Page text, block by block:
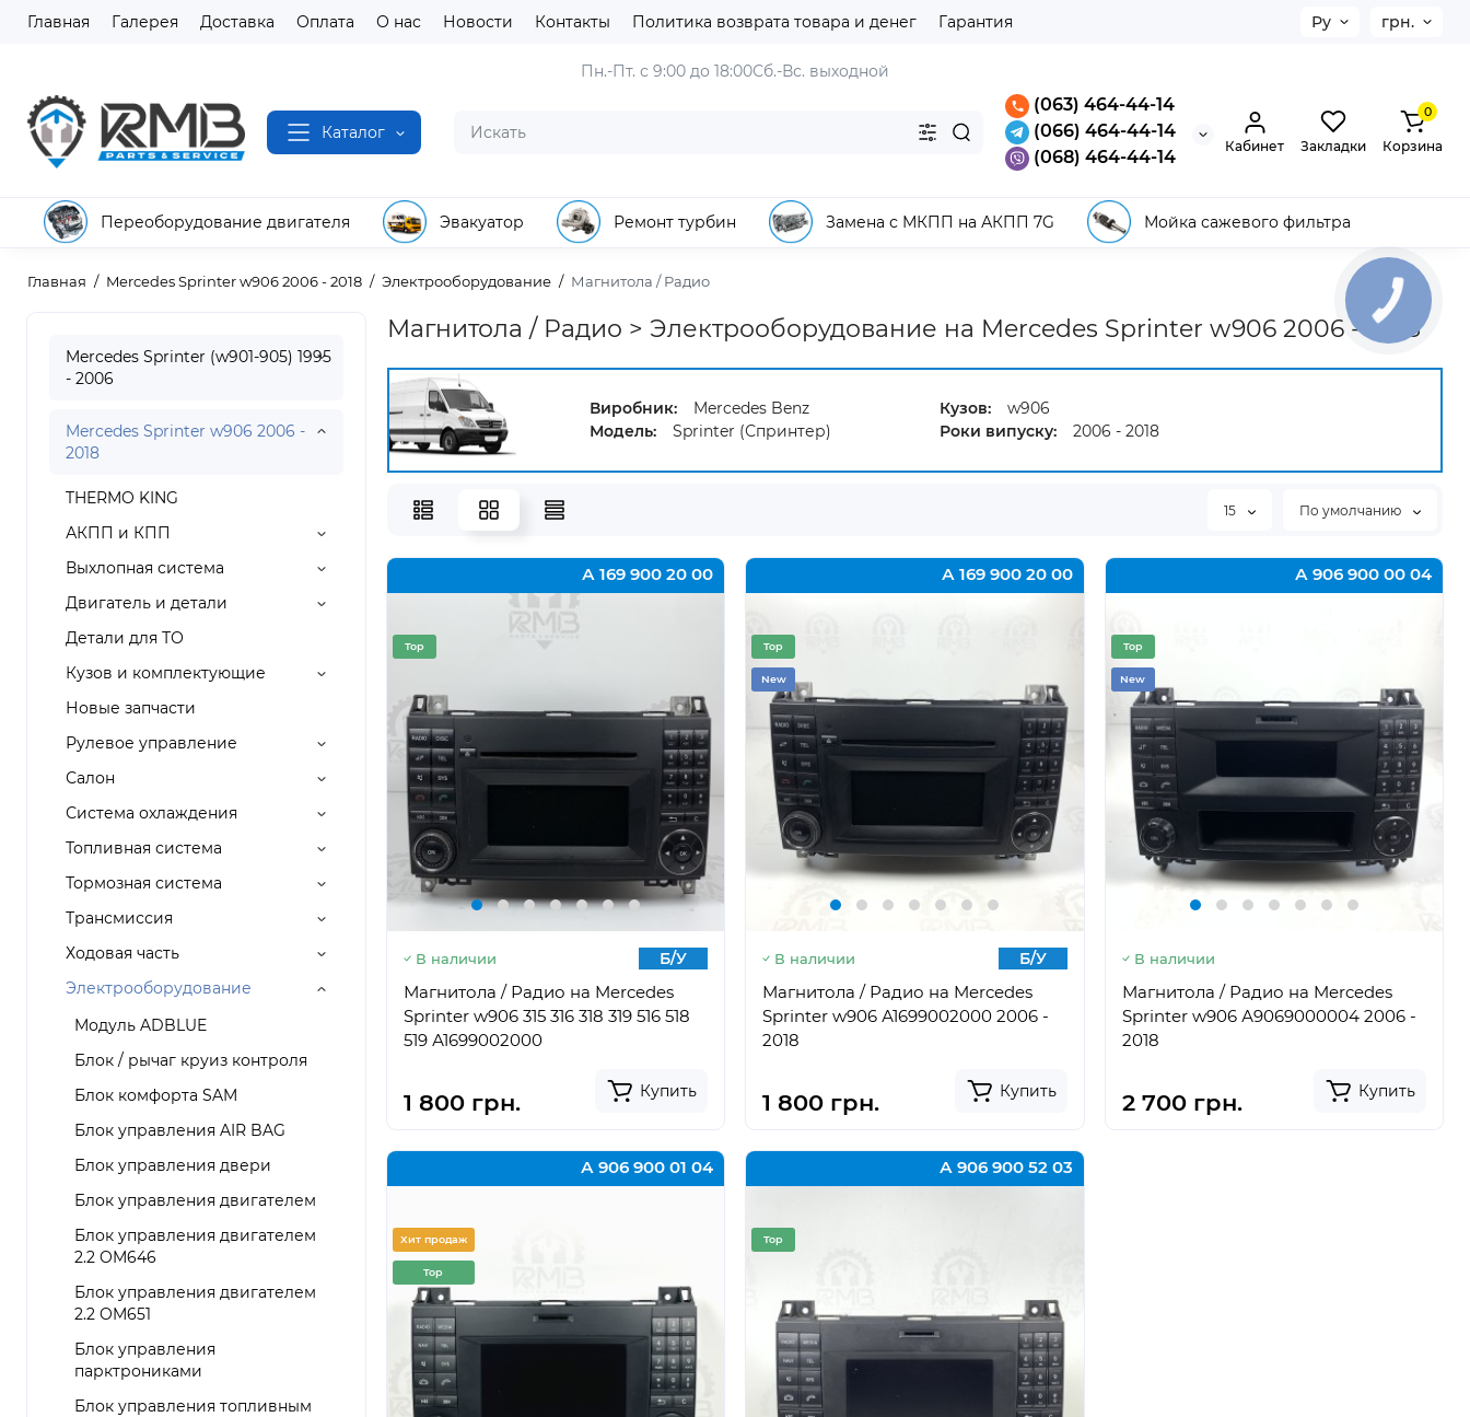
Главная Галерея Доставка Оплата О нас Новости Контакты Политика возврата товара и денег Гарантия Ру грн.
Каталог
Пн.-Пт. с 9:00 до 18:00Сб.-Вс. выходной
(063) 464-44-14
(066) 464-44-14
(068) 464-44-14
Кабинет Закладки
0
Корзина
Переоборудование двигателя Эвакуатор Ремонт турбин Замена с МКПП на АКПП 7G Мойка сажевого фильтра
Главная Mercedes Sprinter w906 2006 - 2018 Электрооборудование Магнитола / Радио
Mercedes Sprinter (w901-905) 1995
- 2006
Mercedes Sprinter w906 2006 -
2018
THERMO KING
АКПП и КПП
Выхлопная система
Двигатель и детали
Детали для ТО
Кузов и комплектующие
Новые запчасти
Рулевое управление
Салон
Система охлаждения
Топливная система
Тормозная система
Трансмиссия
Ходовая часть
Электрооборудование
Mодуль ADBLUE
Блок / рычаг круиз контроля
Блок комфорта SAM
Блок управления AIR BAG
Блок управления двери
Блок управления двигателем
Блок управления двигателем
2.2 OM646
Блок управления двигателем
2.2 OM651
Блок управления
парктрониками
Блок управления топливным
Магнитола / Радио > Электрооборудование на Mercedes Sprinter w906 2006 - 2018
Виробник: Mercedes Benz Кузов:
w906
Модель:
Sprinter (Спринтер) Роки випуску: 2006 - 2018
15 По умолчанию
А 169 900 20 00
Top
В наличии Б/У
Магнитола / Радио на Mercedes
Sprinter w906 315 316 318 319 516 518
519 А1699002000
1 800 грн. Купить
А 169 900 20 00
Top
New
В наличии Б/У
Магнитола / Радио на Mercedes
Sprinter w906 А1699002000 2006 -
2018
1 800 грн. Купить
А 906 900 00 04
Top
New
В наличии
Магнитола / Радио на Mercedes
Sprinter w906 А9069000004 2006 -
2018
2 700 грн. Купить
А 906 900 01 04
Хит продаж
Top
А 906 900 52 03
Top